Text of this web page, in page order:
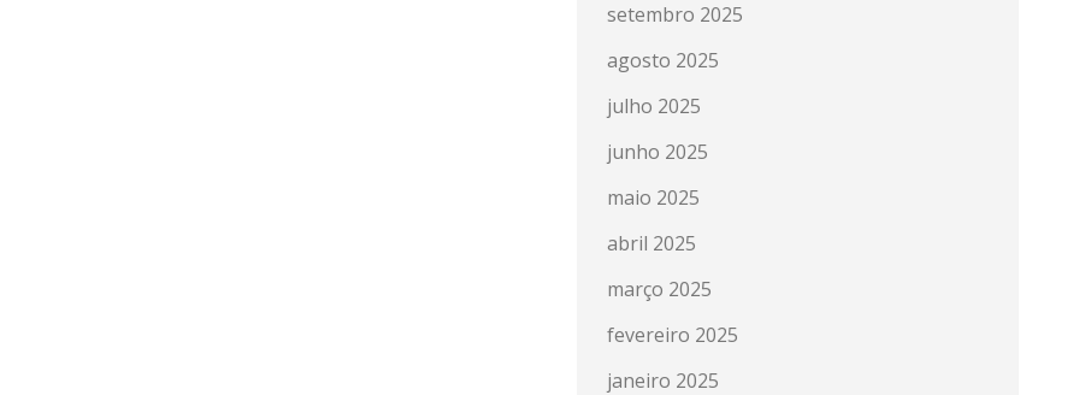
setembro 2025
agosto 2025
julho 2025
junho 2025
maio 2025
abril 2025
março 2025
fevereiro 2025
janeiro 2025